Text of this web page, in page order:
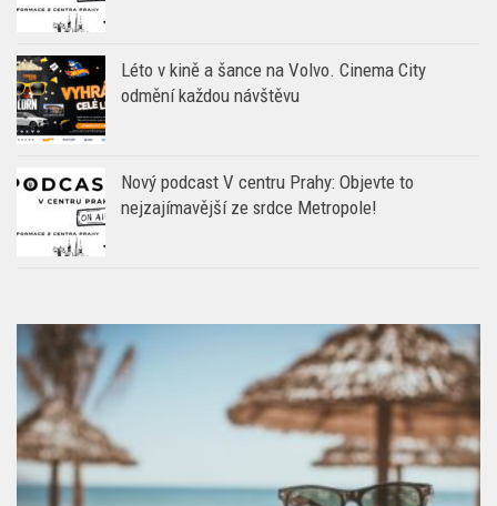
Léto v kině a šance na Volvo. Cinema City
odmění každou návštěvu
Nový podcast V centru Prahy: Objevte to
nejzajímavější ze srdce Metropole!